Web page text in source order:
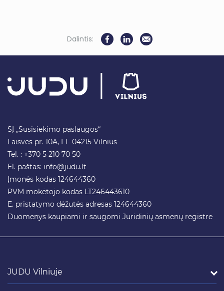
Dalintis:
SĮ „Susisiekimo paslaugos“
Laisvės pr. 10A, LT–04215 Vilnius
Tel. : +370 5 210 70 50
El. paštas: info@judu.lt
Įmonės kodas 124644360
PVM mokėtojo kodas LT246443610
E. pristatymo dėžutės adresas 124644360
Duomenys kaupiami ir saugomi Juridinių asmenų registre
JUDU Vilniuje